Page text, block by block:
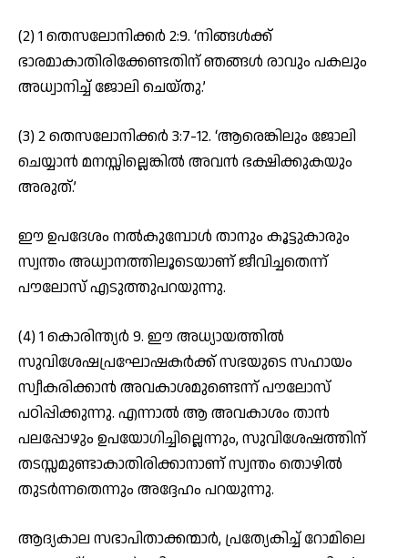
(2) 1 തെസലോനിക്കര്‍ 2:9. ‘നിങ്ങള്‍ക്ക്
ഭാരമാകാതിരിക്കേണ്ടതിന് ഞങ്ങള്‍ രാവും പകലും
അധ്വാനിച്ച് ജോലി ചെയ്തു.’
(3) 2 തെസലോനിക്കര്‍ 3:7-12. ‘ആരെങ്കിലും ജോലി
ചെയ്യാന്‍ മനസ്സില്ലെങ്കില്‍ അവന്‍ ഭക്ഷിക്കുകയും
അരുത്.’
ഈ ഉപദേശം നല്‍കുമ്പോള്‍ താനും കൂട്ടുകാരും
സ്വന്തം അധ്വാനത്തിലൂടെയാണ് ജീവിച്ചതെന്ന്
പൗലോസ് എടുത്തുപറയുന്നു.
(4) 1 കൊരിന്ത്യര്‍ 9. ഈ അധ്യായത്തില്‍
സുവിശേഷപ്രഘോഷകര്‍ക്ക് സഭയുടെ സഹായം
സ്വീകരിക്കാന്‍ അവകാശമുണ്ടെന്ന് പൗലോസ്
പഠിപ്പിക്കുന്നു. എന്നാല്‍ ആ അവകാശം താന്‍
പലപ്പോഴും ഉപയോഗിച്ചില്ലെന്നും, സുവിശേഷത്തിന്
തടസ്സമുണ്ടാകാതിരിക്കാനാണ് സ്വന്തം തൊഴില്‍
തുടര്‍ന്നതെന്നും അദ്ദേഹം പറയുന്നു.
ആദ്യകാല സഭാപിതാക്കന്മാര്‍, പ്രത്യേകിച്ച് റോമിലെ